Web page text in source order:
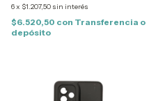
6x $1.207,50 sin interés
$6.520,50 con Transferencia o
depósito